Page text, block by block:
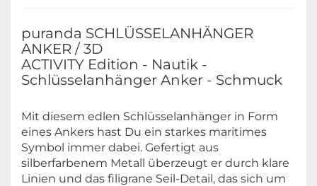
puranda SCHLÜSSELANHÄNGER
ANKER / 3D
ACTIVITY Edition - Nautik -
Schlüsselanhänger Anker - Schmuck
Mit diesem edlen Schlüsselanhänger in Form
eines Ankers hast Du ein starkes maritimes
Symbol immer dabei. Gefertigt aus
silberfarbenem Metall überzeugt er durch klare
Linien und das filigrane Seil-Detail, das sich um